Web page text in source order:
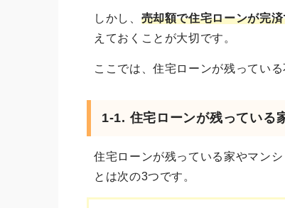
しかし、 売却額で住宅ローンが完
えておくことが大切です。
ここでは、住宅ローンが残ってい
1-1. 住宅ローンが残っている
住宅ローンが残っている家やマン
とは次の3つです。